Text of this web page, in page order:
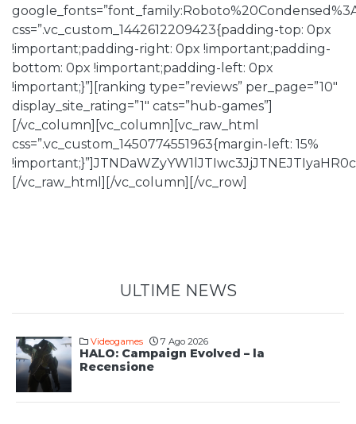
css=”.vc_custom_1442612209423{padding-top: 0px
!important;padding-right: 0px !important;padding-
bottom: 0px !important;padding-left: 0px
!important;}”][ranking type=”reviews” per_page=”10″
display_site_rating=”1″ cats=”hub-games”]
[/vc_column][vc_column][vc_raw_html
css=”.vc_custom_1450774551963{margin-left: 15%
[/vc_raw_html][/vc_column][/vc_row]
ULTIME NEWS
Videogames 7 Ago 2026
HALO: Campaign Evolved – la
Recensione